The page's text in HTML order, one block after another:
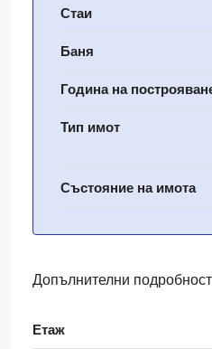
Стаи
Баня
Година на
Тип имот
Състояние на имота
Допълнителни
Етаж